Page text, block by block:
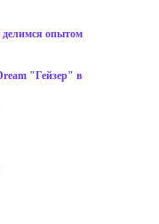
делимся опытом
"Гейзер" в